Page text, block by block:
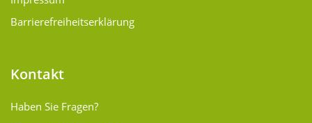
Barrierefreiheitserklärung
Kontakt
Haben Sie Fragen?